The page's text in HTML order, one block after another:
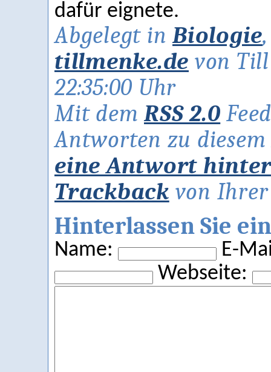
dafür eignete.
Abgelegt inBiologie
tillmenke.de von Till
22:35:00 Uhr
Mit demRSS 2.0
Antworten zu
eine Antwort
Trackback von Ihrer
Hinterlassen Sie
Name:
E-
Webseite: